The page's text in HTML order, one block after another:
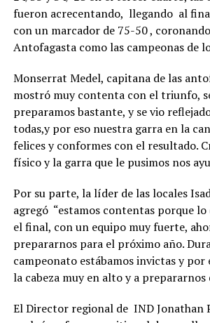
fueron acrecentando, llegando al
con un marcador de 75-50 ,
Antofagasta como las campeonas de
Monserrat Medel, capitana de las
mostró muy contenta con el triunfo,
preparamos bastante, y se vio
todas,y por eso nuestra garra en la
felices y conformes con el resultado.
físico y la garra que le pusimos nos
Por su parte, la líder de las locales
agregó “estamos contentas porque
el final, con un equipo muy fuerte,
prepararnos para el próximo año.
campeonato estábamos invictas y por
la cabeza muy en alto y a prepararnos
El Director regional de IND Jonathan